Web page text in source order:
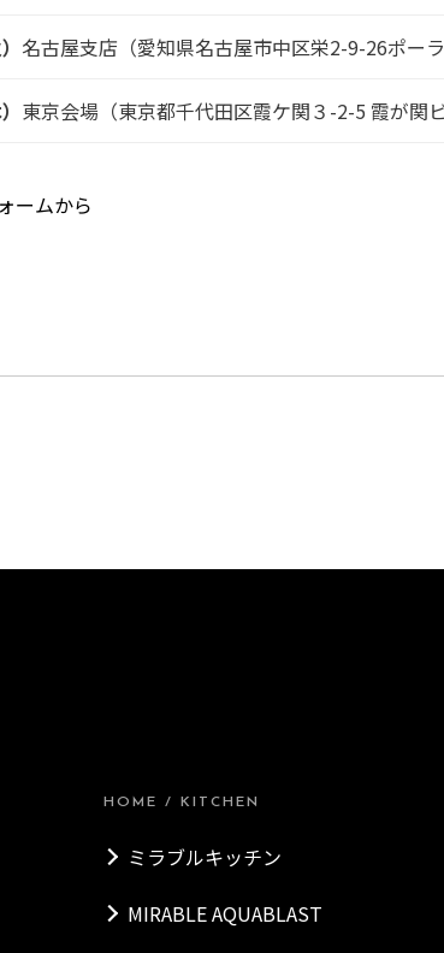
名古屋支店（愛知県名古屋市中区栄2-9-26ポーラ
東京会場（東京都千代田区霞ケ関３-2-5 霞が関
ームから
HOME / KITCHEN
ミラブルキッチン
MIRABLE AQUABLAST